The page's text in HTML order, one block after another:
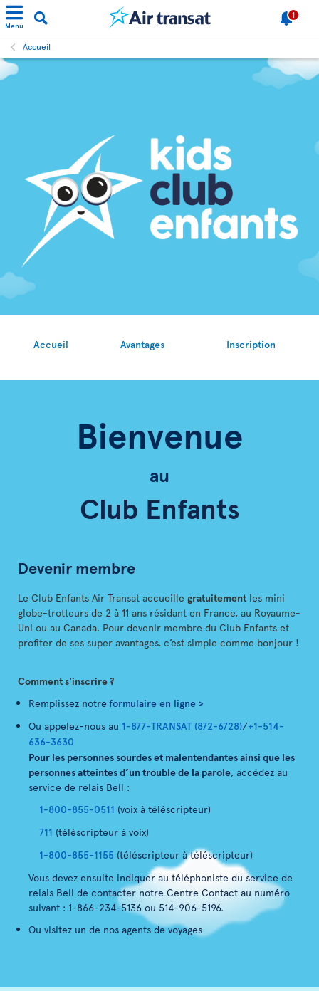
Menu
1
Accueil
Accueil Avantages Inscription
Bienvenue
au
Club Enfants
Devenir membre
Le Club Enfants Air Transat accueille gratuitement les mini
globe-trotteurs de 2 à 11 ans résidant en France, au Royaume-
Uni ou au Canada. Pour devenir membre du Club Enfants et
profiter de ses super avantages, c’est simple comme bonjour !
Comment s'inscrire ?
Remplissez notre formulaire en ligne >
Ou appelez-nous au 1-877-TRANSAT (872-6728)/+1-514-
636-3630
Pour les personnes sourdes et malentendantes ainsi que les
personnes atteintes d’un trouble de la parole, accédez au
service de relais Bell :
1-800-855-0511 (voix à téléscripteur)
711 (téléscripteur à voix)
1-800-855-1155 (téléscripteur à téléscripteur)
Vous devez ensuite indiquer au téléphoniste du service de
relais Bell de contacter notre Centre Contact au numéro
suivant : 1-866-234-5136 ou 514-906-5196.
Ou visitez un de nos agents de voyages